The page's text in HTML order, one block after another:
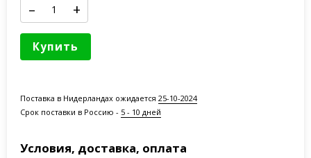
– +
Купить
Поставка в Нидерландах ожидается25-10-2024
Срок поставки в Россию - 5 - 10 дней
Условия, доставка, оплата